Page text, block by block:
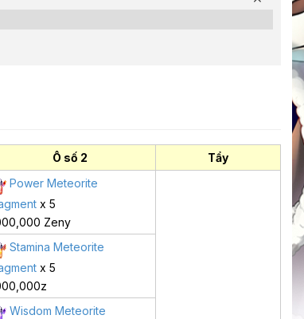
Ô số 2 Tẩy
Power Meteorite
x 5
Zeny
Stamina Meteorite
x 5
Wisdom Meteorite